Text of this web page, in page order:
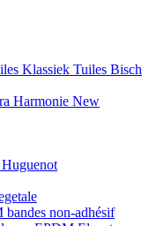
Klassiek Tuiles Bisch
Harmonie New
non-adhésif